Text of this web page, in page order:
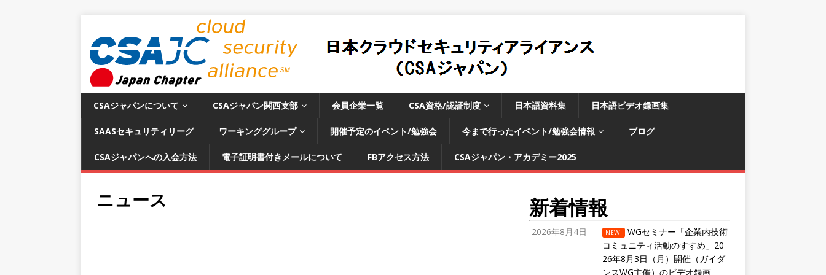
CSAジャパンについて CSAジャパン関西支部 会員企業一覧 CSA資格/認証制度 日本語資料集 日本語ビデオ録画集
SAASセキュリティリーグ ワーキンググループ 開催予定のイベント/勉強会 今まで行ったイベント/勉強会情報 ブログ
CSAジャパンへの入会方法 電子証明書付きメールについて FBアクセス方法 CSAジャパン・アカデミー2025
ニュース 新着情報
2026年8月4日 NEW!
WGセミナー「企業内技術
コミュニティ活動のすすめ」20
26年8月3日（月）開催（ガイダ
ンスWG主催）のビデオ録画、